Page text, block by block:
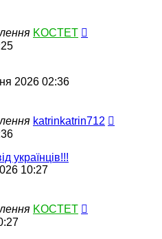
KOCTET
2026 02:36
katrinkatrin712
українців!!!
10:27
KOCTET